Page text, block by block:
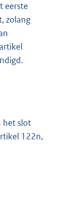
eerste
zolang
het slot
122n,